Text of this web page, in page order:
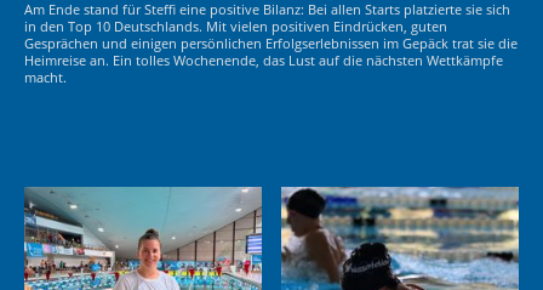
Am Ende stand für Steffi eine positive Bilanz: Bei allen Starts platzierte sie sich
in den Top 10 Deutschlands. Mit vielen positiven Eindrücken, guten
Gesprächen und einigen persönlichen Erfolgserlebnissen im Gepäck trat sie die
Heimreise an. Ein tolles Wochenende, das Lust auf die nächsten Wettkämpfe
macht.